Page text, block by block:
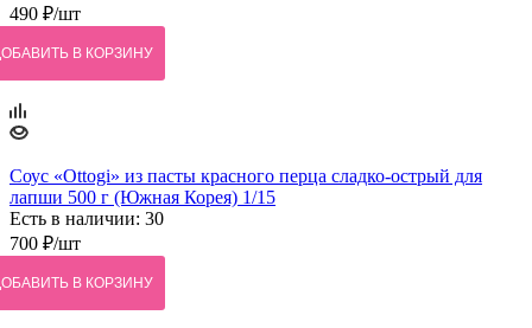
490 ₽/шт
В КОРЗИНУ
Соус «Ottogi» из пасты красного перца сладко-острый для
лапши 500 г (Южная Корея) 1/15
Есть в наличии: 30
700 ₽/шт
В КОРЗИНУ